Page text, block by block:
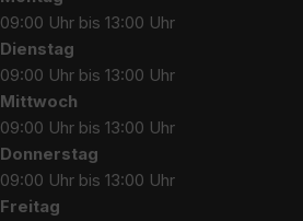
09:00 Uhr bis 13:00 Uhr
Dienstag
09:00 Uhr bis 13:00 Uhr
Mittwoch
09:00 Uhr bis 13:00 Uhr
Donnerstag
09:00 Uhr bis 13:00 Uhr
Freitag